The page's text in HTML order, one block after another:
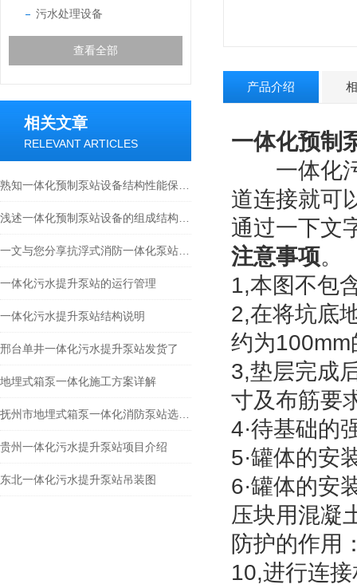
污水处理设备
查看全部
相关文章
RELEVANT ARTICLES
一体化污水提升泵站的运行管理
一体化污水提升泵站结构说明
邢台单井一体化污水提升泵站发货了
地埋式箱泵一体化施工方案详解
贵州一体化污水提升泵站项目介绍
东北一体化污水提升泵站吊装图
产品介绍
一体化预制
一体化污
道连接就可
通过一下文
注意事项。
1,本图不包
2,在将坑底
约为100mm
3,垫层完成
寸及布筋要
4·待基础的
5·罐体的安
6·罐体的安
压块用混凝
防护的作用
10,进行连